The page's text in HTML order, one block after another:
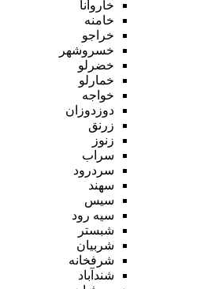
خاروانا
خامنه
خراجو
خسروشهر
خضرلو
خمارلو
خواجه
دوزدوزان
زرنق
زنوز
سراب
سردرود
سهند
سیس
سیه رود
شبستر
شربیان
شرفخانه
شندآباد